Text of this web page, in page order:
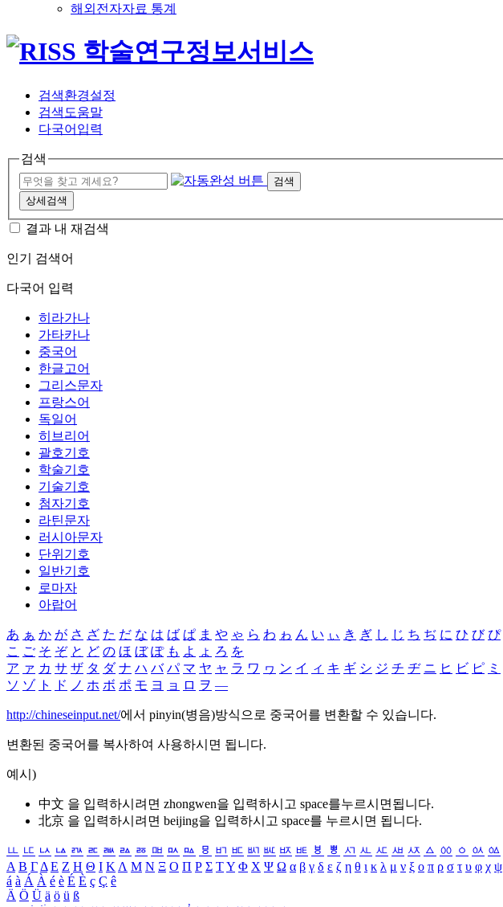
해외전자자료 통계
검색환경설정
검색도움말
다국어입력
검색
검색
상세검색
결과 내 재검색
인기 검색어
다국어 입력
히라가나
가타카나
중국어
한글고어
그리스문자
프랑스어
독일어
히브리어
괄호기호
학술기호
기술기호
첨자기호
라틴문자
러시아문자
단위기호
일반기호
로마자
아랍어
あ ぁ か が さ ざ た だ な は ば ぱ ま や ゃ ら わ ゎ ん い ぃ き ぎ し じ ち ぢ に ひ び ぴ
こ ご そ ぞ と ど の ほ ぼ ぽ も よ ょ ろ を
ア ァ カ サ ザ タ ダ ナ ハ バ パ マ ヤ ャ ラ ワ ヮ ン イ ィ キ ギ シ ジ チ ヂ ニ ヒ ビ ピ ミ
ソ ゾ ト ド ノ ホ ボ ポ モ ヨ ョ ロ ヲ ―
http://chineseinput.net/에서 pinyin(병음)방식으로 중국어를 변환할 수 있습니다.
변환된 중국어를 복사하여 사용하시면 됩니다.
예시)
中文 을 입력하시려면 zhongwen을 입력하시고 space를누르시면됩니다.
北京 을 입력하시려면 beijing을 입력하시고 space를 누르시면 됩니다.
ㅥ ㅦ ㅧ ㅨ ㅩ ㅪ ㅫ ㅬ ㅭ ㅮ ㅯ ㅰ ㅱ ㅲ ㅳ ㅴ ㅵ ㅶ ㅷ ㅸ ㅹ ㅺ ㅻ ㅼ ㅽ ㅾ ㅿ ㆀ ㆁ ㆂ ㆃ
Α Β ΓΔ Ε Ζ Η Θ Ι ΚΛ Μ Ν Ξ Ο Π Ρ Σ ΤΥ Φ Χ Ψ Ω α β γ δ ε ζ η θ ι κ λ μ ν ξ ο π ρ σ τ υ φ χ ψ
á à Á À é è É È ç Ç ê
Ä Ö Ü ä ö ü ß